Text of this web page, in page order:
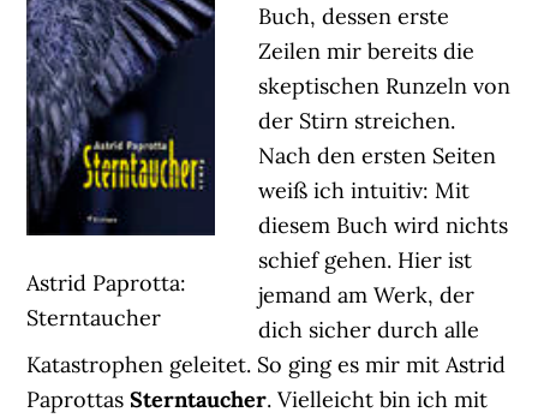
Astrid Paprotta:
Sterntaucher
Buch, dessen erste
Zeilen mir bereits die
skeptischen Runzeln von
der Stirn streichen.
Nach den ersten Seiten
weiß ich intuitiv: Mit
diesem Buch wird nichts
schief gehen. Hier ist
jemand am Werk, der
dich sicher durch alle
Katastrophen geleitet. So ging es mir mit Astrid
PaprottasSterntaucher. Vielleicht bin ich mit